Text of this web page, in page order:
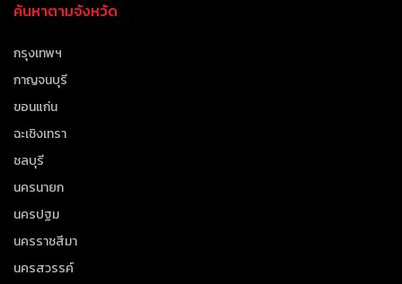
ค้นหาตามจังหวัด
กรุงเทพฯ
กาญจนบุรี
ขอนแก่น
ฉะเชิงเทรา
ชลบุรี
นครนายก
นครปฐม
นครราชสีมา
นครสวรรค์